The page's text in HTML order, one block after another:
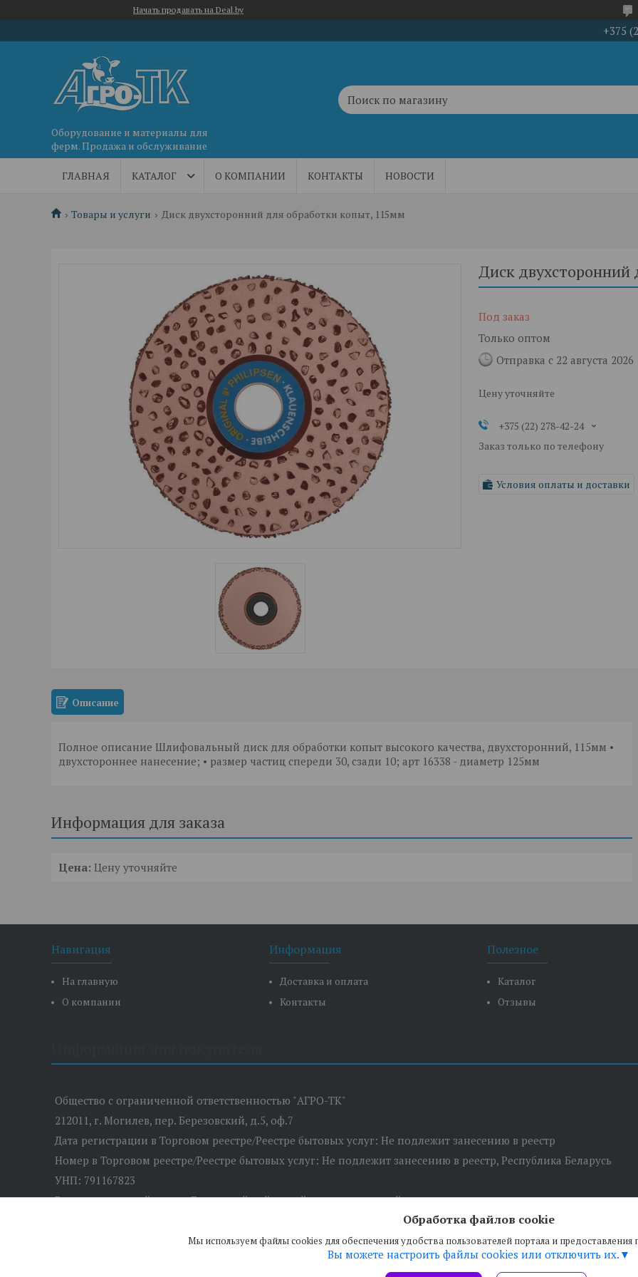
Начать продавать на Deal.by
+375
Оборудование и материалы для
ферм. Продажа и обслуживание
ГЛАВНАЯ КАТАЛОГ О КОМПАНИИ КОНТАКТЫ НОВОСТИ
Товары и услуги Диск двухсторонний для обработки копыт, 115мм
Диск
Под заказ
Только оптом
Отправка с 22 августа 2026
Цену уточняйте
+375 (22) 278-42-24
Заказ только по телефону
Условия оплаты и доставки
Описание
Полное описание Шлифовальный диск для обработки копыт высокого качества, двухсторонний, 115мм •
двухстороннее нанесение; • размер частиц спереди 30, сзади 10; арт 16338 - диаметр 125мм
Информация для заказа
Цена: Цену уточняйте
Навигация
На главную
О компании
Информация
Доставка и оплата
Контакты
Полезное
Каталог
Отзывы
Общество с ограниченной ответственностью "АГРО-ТК"
212011, г. Могилев, пер. Березовский, д.5, оф.7
Дата регистрации в Торговом реестре/Реестре бытовых услуг: Не подлежит занесению в реестр
Номер в Торговом реестре/Реестре бытовых услуг: Не подлежит занесению в реестр, Республика Беларусь
УНП: 791167823
Регистрационный орган: Быховский районный исполнительный комитет
Местонахождение книги замечаний и предложений: пер. Березовский, д.5, оф.7
Обработка файлов cookie
Мы используем файлы cookies для обеспечения удобства пользователей портала и
Вы можете настроить файлы cookies или отключить их.